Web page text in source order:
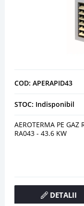
COD: APERAPID43
STOC: Indisponibil
AEROTERMA PE GAZ
RA043 - 43.6 KW
DETALII